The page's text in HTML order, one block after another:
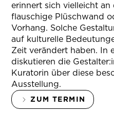
erinnert sich vielleicht
flauschige Plüschwand
Vorhang. Solche
auf kulturelle
Zeit verändert haben. In
diskutieren die
Kuratorin über diese
Ausstellung.
ZUM TERMIN